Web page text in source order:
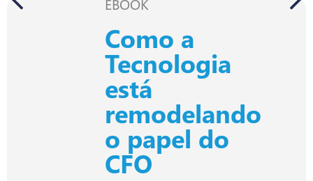
EBOOK
Como a
Tecnologia
está
remodelando
o papel do
CFO